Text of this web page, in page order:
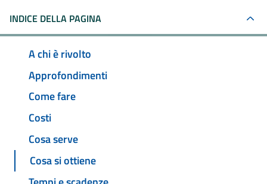
INDICE DELLA PAGINA
A chi è rivolto
Approfondimenti
Come fare
Costi
Cosa serve
Cosa si ottiene